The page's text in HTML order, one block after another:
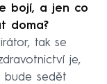
bojí, a jen co
doma?
tak se
je,
bude sedět